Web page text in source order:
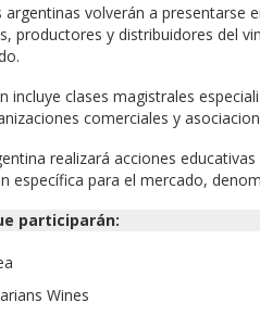
argentinas volverán a presentarse
productores y distribuidores del
incluye clases magistrales
comerciales y
realizará acciones
específica para el mercado,
participarán:
Wines